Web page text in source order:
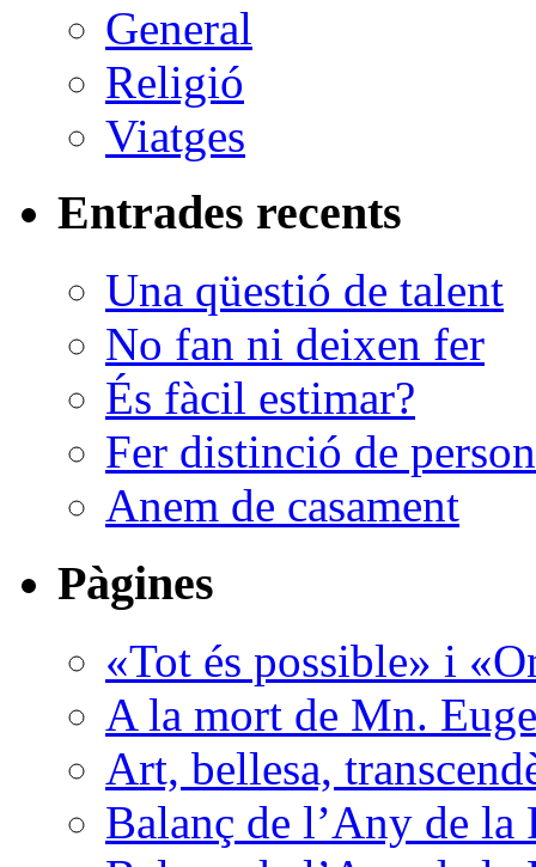
General
Religió
Viatges
Entrades recents
Una qüestió de talent
No fan ni deixen fer
És fàcil estimar?
Fer distinció de
Anem de casament
Pàgines
«Tot és possible» i
A la mort de Mn.
Art, bellesa,
Balanç de l’Any de la